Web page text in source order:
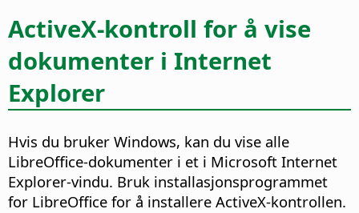
ActiveX-kontroll for å vise
dokumenter i Internet
Explorer
Hvis du bruker Windows, kan du vise alle
LibreOffice-dokumenter i et i Microsoft Internet
Explorer-vindu. Bruk installasjonsprogrammet
for LibreOffice for å installere ActiveX-kontrollen.